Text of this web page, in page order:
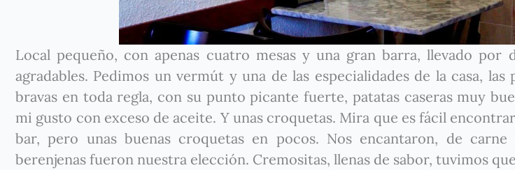
Local pequeño, con apenas cuatro mesas y una gran barra, llevado por
agradables. Pedimos un vermút y una de las especialidades de la casa,
bravas en toda regla, con su punto picante fuerte, patatas caseras muy
mi gusto con exceso de aceite. Y unas croquetas. Mira que es fácil
bar, pero unas buenas croquetas en pocos. Nos encantaron, de
berenjenas fueron nuestra elección. Cremositas, llenas de sabor, tuvimos